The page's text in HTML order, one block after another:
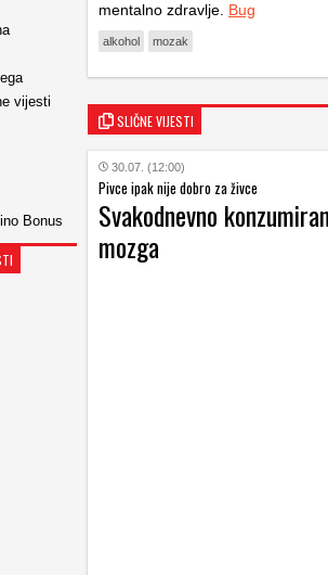
vijesti
Bonus
mentalno zdravlje. Bug
alkohol mozak
SLIČNE VIJESTI
30.07. (12:00)
Pivce ipak nije dobro za živce
Svakodnevno
mozga